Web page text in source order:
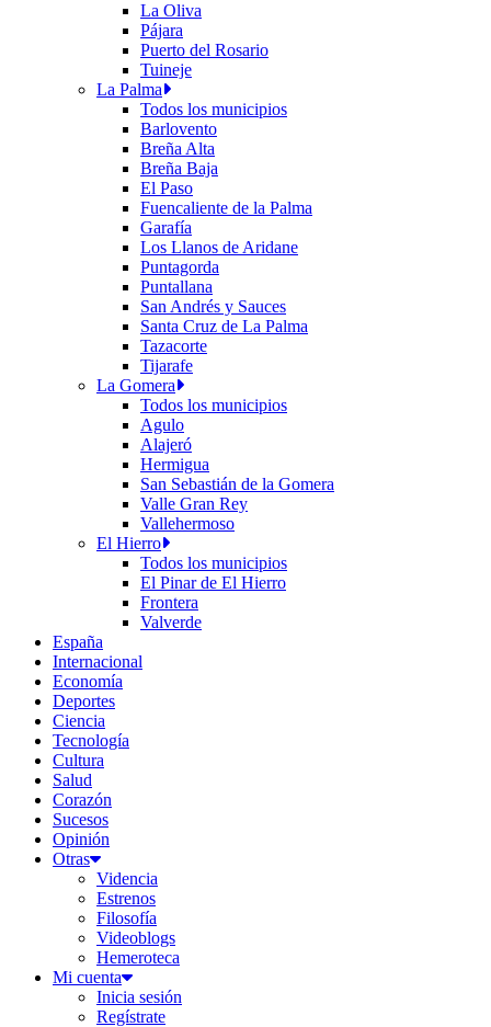
La Oliva
Pájara
Puerto del Rosario
Tuineje
La Palma
Todos los municipios
Barlovento
Breña Alta
Breña Baja
El Paso
Fuencaliente de la Palma
Garafía
Los Llanos de Aridane
Puntagorda
Puntallana
San Andrés y Sauces
Santa Cruz de La Palma
Tazacorte
Tijarafe
La Gomera
Todos los municipios
Agulo
Alajeró
Hermigua
San Sebastián de la Gomera
Valle Gran Rey
Vallehermoso
El Hierro
Todos los municipios
El Pinar de El Hierro
Frontera
Valverde
España
Internacional
Economía
Deportes
Ciencia
Tecnología
Cultura
Salud
Corazón
Sucesos
Opinión
Otras
Videncia
Estrenos
Filosofía
Videoblogs
Hemeroteca
Mi cuenta
Inicia sesión
Regístrate